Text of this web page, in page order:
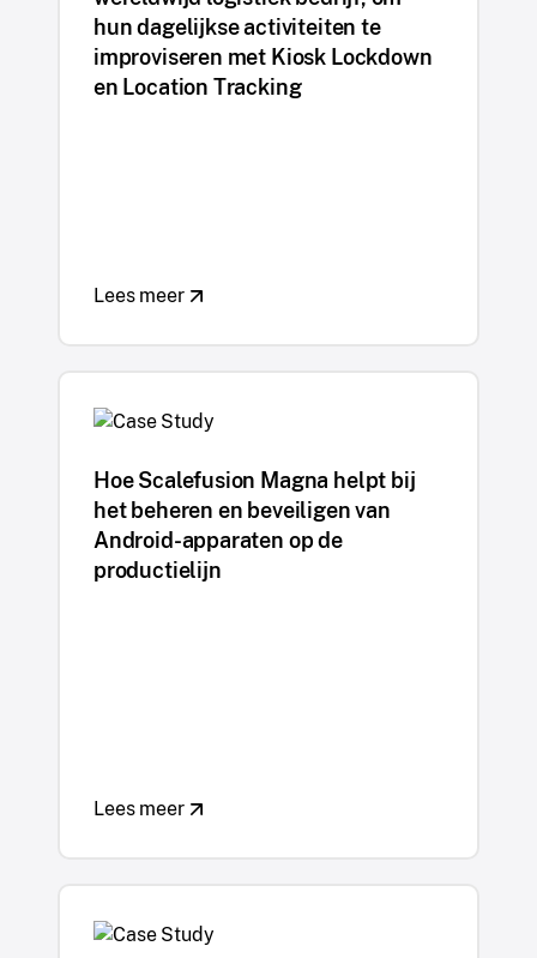
hun dagelijkse activiteiten te
improviseren met Kiosk Lockdown
en Location Tracking
Lees meer
Hoe Scalefusion Magna helpt bij
het beheren en beveiligen van
Android-apparaten op de
productielijn
Lees meer